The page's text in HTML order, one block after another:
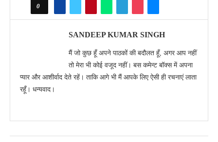
0
SANDEEP KUMAR SINGH
मैं जो कुछ हूँ अपने पाठकों की बदौलत हूँ, अगर आप नहीं
तो मेरा भी कोई वजूद नहीं। बस कमेन्ट बॉक्स में अपना
प्यार और आशीर्वाद देते रहें। ताकि आगे भी मैं आपके लिए ऐसी ही रचनाएं लाता
रहूँ। धन्यवाद।